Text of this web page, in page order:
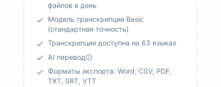
файлов в день
Модель транскрипции Basic
(стандартная точность)
Транскрипция доступна на 63 языках
AI перевод
Форматы экспорта: Word, CSV, PDF,
TXT, SRT, VTT